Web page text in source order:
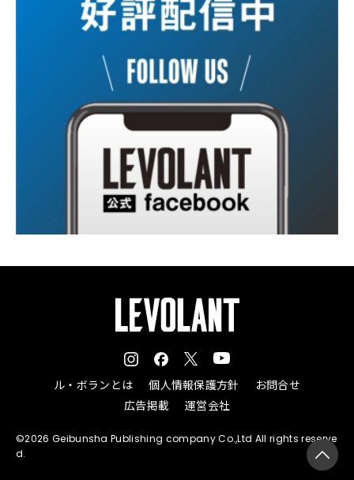
ル・ボランとは 個人情報保護方針
お問合せ
広告掲載
運営会社
©2026 Geibunsha Publishing company Co.,Ltd All rights reserve
d.